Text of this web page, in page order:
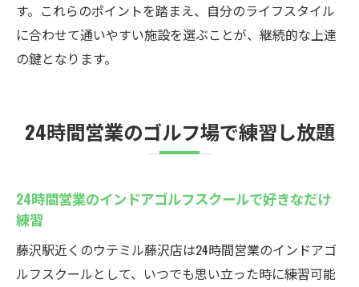
す。これらのポイントを踏まえ、自分のライフスタイル
に合わせて通いやすい施設を選ぶことが、継続的な上達
の鍵となります。
24時間営業のゴルフ場で練習し放題
24時間営業のインドアゴルフスクールで好きなだけ
練習
藤沢駅近くのウテミル藤沢店は24時間営業のインドアゴ
ルフスクールとして、いつでも思い立った時に練習可能